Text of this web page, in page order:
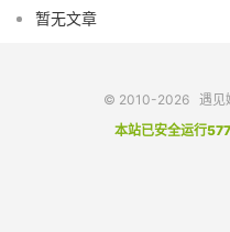
暂无文章
© 2010-2026 遇见
本站已安全运行